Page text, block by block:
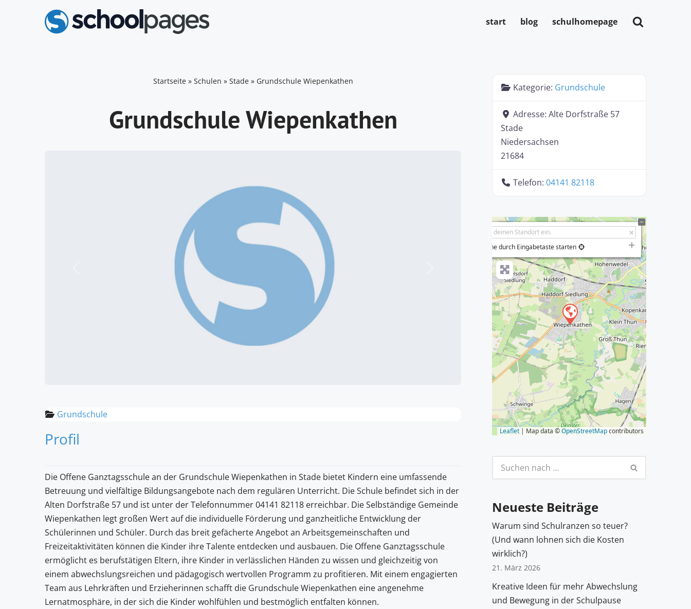
start blog schulhomepage
Startseite» Schulen » Stade» Grundschule Wiepenkathen
Grundschule Wiepenkathen
Grundschule
Profil
Die Offene Ganztagsschule an der Grundschule Wiepenkathen in Stade bietet Kindern eine umfassende
Betreuung und vielfältige Bildungsangebote nach dem regulären Unterricht. Die Schule befindet sich in der
Alten Dorfstraße 57 und ist unter der Telefonnummer 04141 82118 erreichbar. Die Selbständige Gemeinde
Wiepenkathen legt großen Wert auf die individuelle Förderung und ganzheitliche Entwicklung der
Schülerinnen und Schüler. Durch das breit gefächerte Angebot an Arbeitsgemeinschaften und
Freizeitaktivitäten können die Kinder ihre Talente entdecken und ausbauen. Die Offene Ganztagsschule
ermöglicht es berufstätigen Eltern, ihre Kinder in verlässlichen Händen zu wissen und gleichzeitig von
einem abwechslungsreichen und pädagogisch wertvollen Programm zu profitieren. Mit einem engagierten
Team aus Lehrkräften und Erzieherinnen schafft die Grundschule Wiepenkathen eine angenehme
Lernatmosphäre, in der sich die Kinder wohlfühlen und bestmöglich entfalten können.
Kategorie: Grundschule
Adresse: Alte Dorfstraße 57
Stade
Niedersachsen
21684
Telefon: 04141 82118
+
−
Suche durch Eingabetaste starten
Leaflet | Map data ©OpenStreetMapcontributors
Neueste Beiträge
Warum sind Schulranzen so teuer?
(Und wann lohnen sich die Kosten
wirklich?)
21. März 2026
Kreative Ideen für mehr Abwechslung
und Bewegung in der Schulpause